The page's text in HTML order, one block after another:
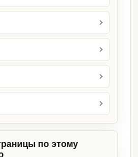
по этому